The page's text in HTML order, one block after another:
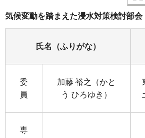
気候変動を踏まえた浸水対策検討部
氏名（ふりがな）
委
員
加藤 裕之（かと
う ひろゆき）
専